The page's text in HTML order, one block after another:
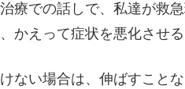
療での話しで、私達が救
かえって症状を悪化させる
ない場合は、伸ばすこと